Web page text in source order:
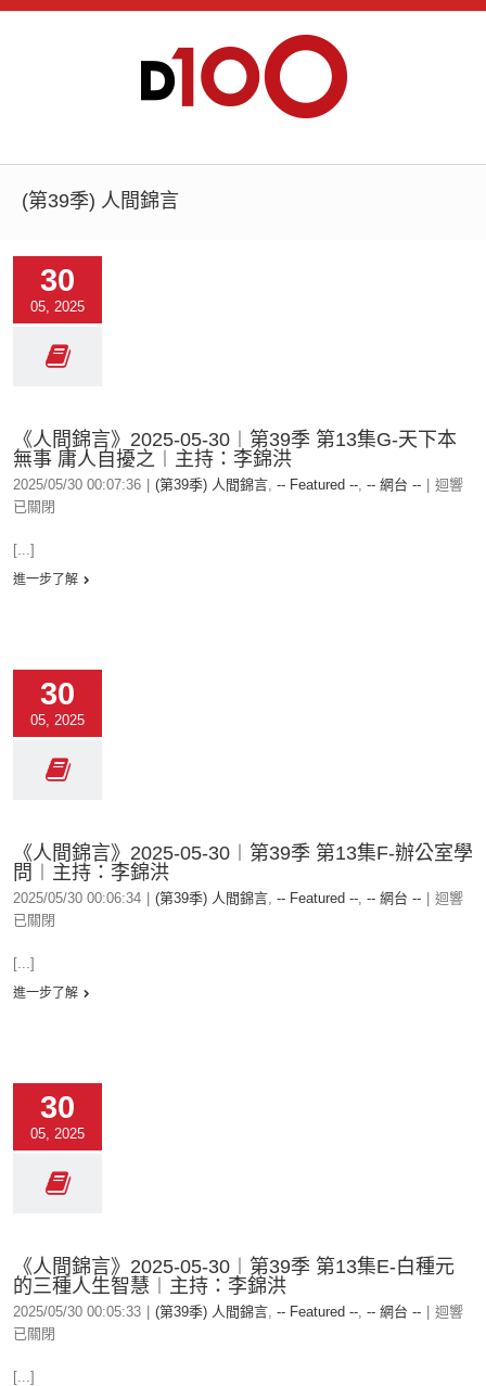
(第39季) 人間錦言
30
05, 2025
《人間錦言》2025-05-30︱第39季 第13集G-天下本
無事 庸人自擾之︱主持：李錦洪
2025/05/30 00:07:36 (第39季) 人間錦言, -- Featured --, -- 網台 --
迴響
已關閉
[...]
進一步了解
30
05, 2025
《人間錦言》2025-05-30︱第39季 第13集F-辦公室學
問︱主持：李錦洪
2025/05/30 00:06:34 (第39季) 人間錦言, -- Featured --, -- 網台 --
迴響
已關閉
[...]
進一步了解
30
05, 2025
《人間錦言》2025-05-30︱第39季 第13集E-白種元
的三種人生智慧︱主持：李錦洪
2025/05/30 00:05:33 (第39季) 人間錦言, -- Featured --, -- 網台 --
迴響
已關閉
[...]